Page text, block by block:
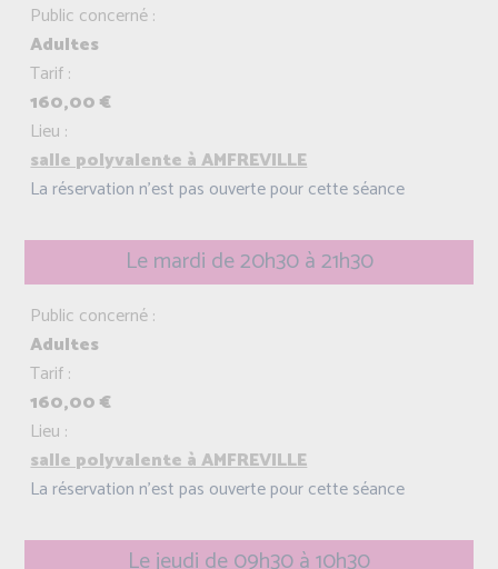
Public concerné :
Adultes
Tarif :
160,00 €
Lieu :
salle polyvalente à AMFREVILLE
La réservation n'est pas ouverte pour cette séance
Le mardi de 20h30 à 21h30
Public concerné :
Adultes
Tarif :
160,00 €
Lieu :
salle polyvalente à AMFREVILLE
La réservation n'est pas ouverte pour cette séance